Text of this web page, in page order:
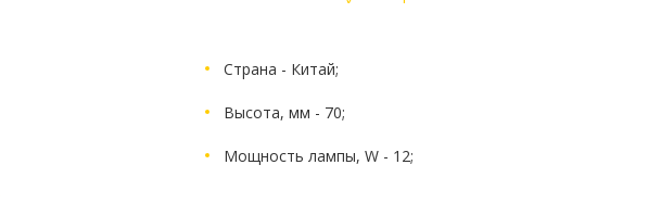
Страна - Китай;
Высота, мм - 70;
Мощность лампы, W - 12;